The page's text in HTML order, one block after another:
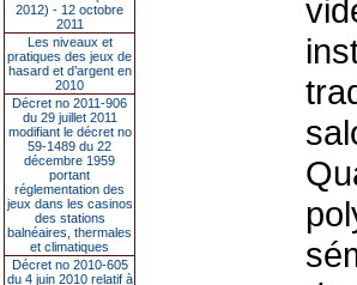
2012) - 12 octobre
2011
Les niveaux et
pratiques des jeux de
hasard et d’argent en
2010
Décret no 2011-906
du 29 juillet 2011
modifiant le décret no
59-1489 du 22
décembre 1959
portant
réglementation des
jeux dans les casinos
des stations
balnéaires, thermales
et climatiques
Décret no 2010-605
du 4 juin 2010 relatif à